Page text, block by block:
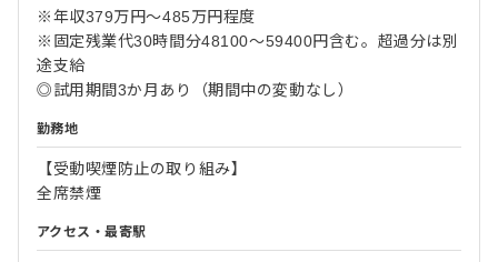
※年収379万円～485万円程度
※固定残業代30時間分48100～59400円含む。超過分は別
途支給
◎試用期間3か月あり（期間中の変動なし）
勤務地
【受動喫煙防止の取り組み】
全席禁煙
アクセス・最寄駅